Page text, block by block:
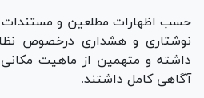
حسب اظهارات مطلعین و مستندات
نوشتاری و هشداری درخصوص
داشته و متهمین از ماهیت مکانی
آگاهی کامل داشتند.